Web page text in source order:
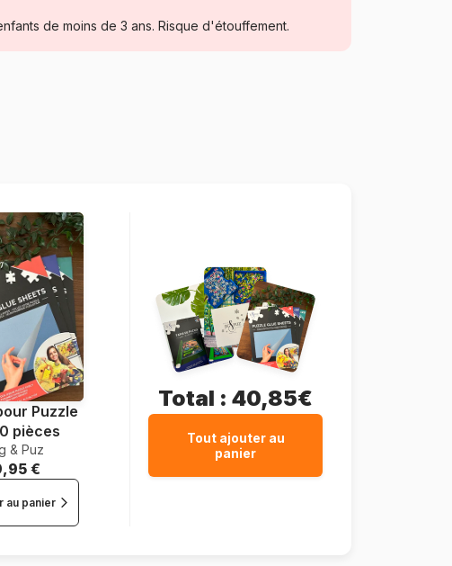
Puzzles - Déco et Objets
de moins de 3 ans. Risque d'étouffement.
Puzzle
pièces
& Puz
€
au panier
Total : 40,85€
Tout ajouter au
panier